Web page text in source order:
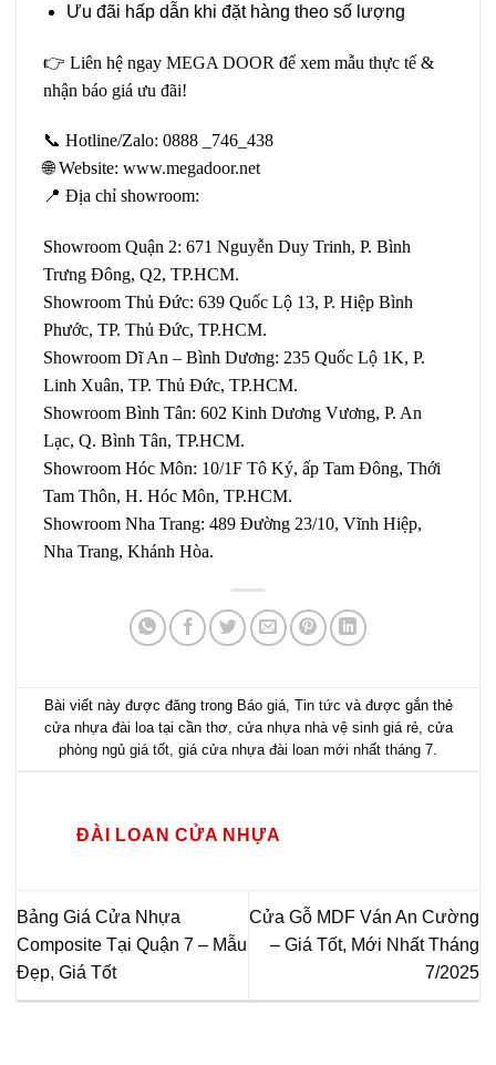
Ưu đãi hấp dẫn khi đặt hàng theo số lượng
👉 Liên hệ ngay MEGA DOOR để xem mẫu thực tế &
nhận báo giá ưu đãi!
📞 Hotline/Zalo: 0888 _746_438
🌐 Website: www.megadoor.net
📍 Địa chỉ showroom:
Showroom Quận 2: 671 Nguyễn Duy Trinh, P. Bình
Trưng Đông, Q2, TP.HCM.
Showroom Thủ Đức: 639 Quốc Lộ 13, P. Hiệp Bình
Phước, TP. Thủ Đức, TP.HCM.
Showroom Dĩ An – Bình Dương: 235 Quốc Lộ 1K, P.
Linh Xuân, TP. Thủ Đức, TP.HCM.
Showroom Bình Tân: 602 Kinh Dương Vương, P. An
Lạc, Q. Bình Tân, TP.HCM.
Showroom Hóc Môn: 10/1F Tô Ký, ấp Tam Đông, Thới
Tam Thôn, H. Hóc Môn, TP.HCM.
Showroom Nha Trang: 489 Đường 23/10, Vĩnh Hiệp,
Nha Trang, Khánh Hòa.
Bài viết này được đăng trong Báo giá, Tin tức và được gắn thẻ
cửa nhựa đài loa tại cần thơ, cửa nhựa nhà vệ sinh giá rẻ, cửa
phòng ngủ giá tốt, giá cửa nhựa đài loan mới nhất tháng 7.
ĐÀI LOAN CỬA NHỰA
Bảng Giá Cửa Nhựa
Composite Tại Quận 7 – Mẫu
Đẹp, Giá Tốt
Cửa Gỗ MDF Ván An Cường
– Giá Tốt, Mới Nhất Tháng
7/2025